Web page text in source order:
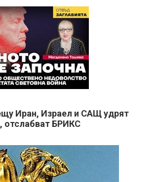
Иран, Израел и САЩ удрят
отслабват БРИКС